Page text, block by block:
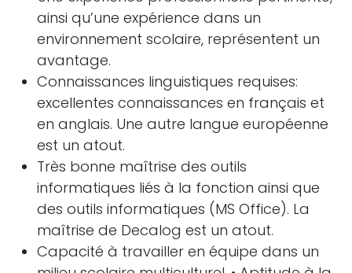
ainsi qu’une expérience dans un
environnement scolaire, représentent un
avantage.
Connaissances linguistiques requises:
excellentes connaissances en français et
en anglais. Une autre langue européenne
est un atout.
Très bonne maîtrise des outils
informatiques liés à la fonction ainsi que
des outils informatiques (MS Office). La
maîtrise de Decalog est un atout.
Capacité à travailler en équipe dans un